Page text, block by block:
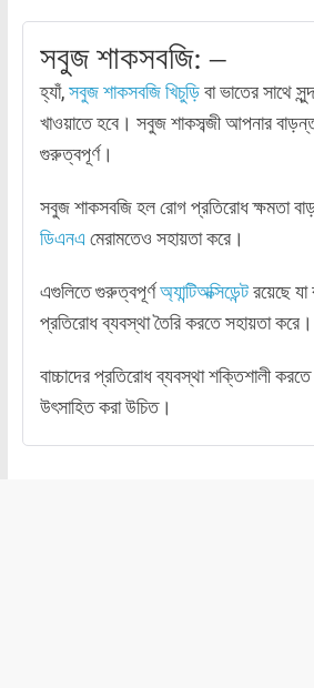
সবুজ শাকসবজি: –
হ্যাঁ,সবুজ শাকসবজি খিচুড়িবা ভাতের সাথে
খাওয়াতে হবে। সবুজ শাকসব্জী আপনার
গুরুত্বপূর্ণ।
সবুজ শাকসবজি হল রোগ প্রতিরোধ ক্ষমতা
ডিএনএ মেরামতেও সহায়তা করে।
এগুলিতে গুরুত্বপূর্ণঅ্যান্টিঅক্সিডেন্টরয়েছে যা
প্রতিরোধ ব্যবস্থা তৈরি করতে সহায়তা করে।
বাচ্চাদের প্রতিরোধ ব্যবস্থা শক্তিশালী
উৎসাহিত করা উচিত।